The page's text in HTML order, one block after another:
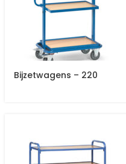
Bijzetwagens – 220